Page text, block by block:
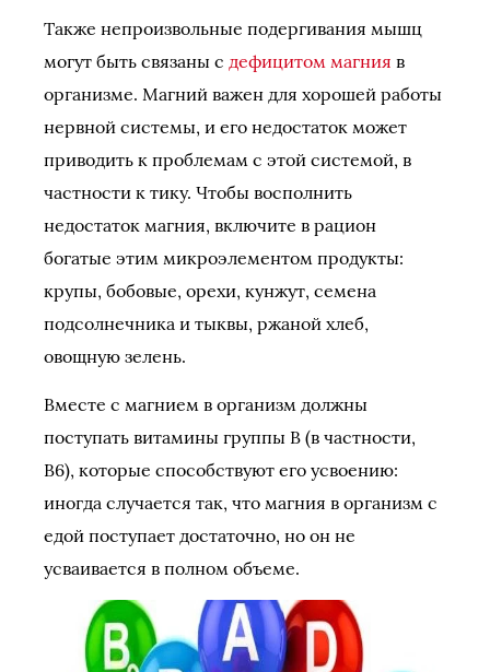
Также непроизвольные подергивания мышц
могут быть связаны с дефицитом магния в
организме. Магний важен для хорошей работы
нервной системы, и его недостаток может
приводить к проблемам с этой системой, в
частности к тику. Чтобы восполнить
недостаток магния, включите в рацион
богатые этим микроэлементом продукты:
крупы, бобовые, орехи, кунжут, семена
подсолнечника и тыквы, ржаной хлеб,
овощную зелень.
Вместе с магнием в организм должны
поступать витамины группы В (в частности,
В6), которые способствуют его усвоению:
иногда случается так, что магния в организм с
едой поступает достаточно, но он не
усваивается в полном объеме.